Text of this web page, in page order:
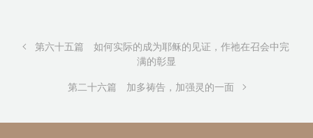
第六十五篇 如何实际的成为耶稣的见证，作祂在召会中完
满的彰显
第二十六篇 加多祷告，加强灵的一面